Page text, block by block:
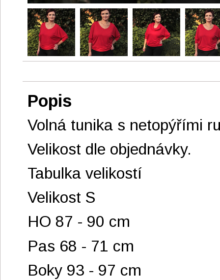
Popis
Volná tunika s netopýřími
Velikost dle objednávky.
Tabulka velikostí
Velikost S
HO 87 - 90 cm
Pas 68 - 71 cm
Boky 93 - 97 cm